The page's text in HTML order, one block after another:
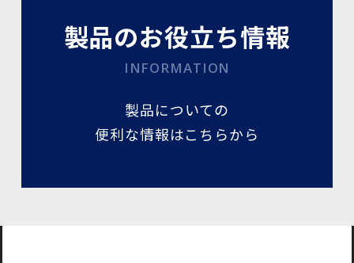
製品のお役立ち情報
INFORMATION
製品についての
便利な情報はこちらから